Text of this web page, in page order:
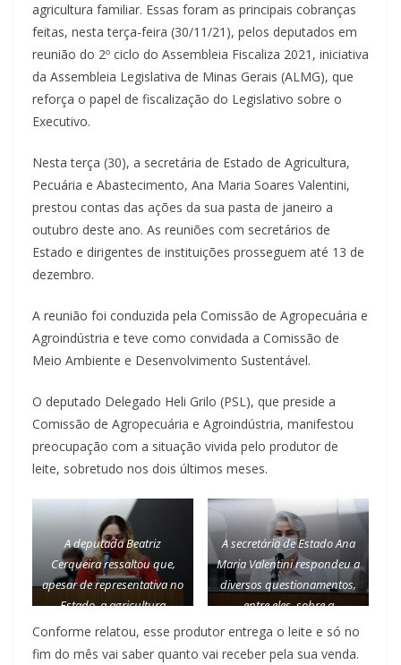
agricultura familiar. Essas foram as principais cobranças
feitas, nesta terça-feira (30/11/21), pelos deputados em
reunião do 2º ciclo do Assembleia Fiscaliza 2021, iniciativa
da Assembleia Legislativa de Minas Gerais (ALMG), que
reforça o papel de fiscalização do Legislativo sobre o
Executivo.
Nesta terça (30), a secretária de Estado de Agricultura,
Pecuária e Abastecimento, Ana Maria Soares Valentini,
prestou contas das ações da sua pasta de janeiro a
outubro deste ano. As reuniões com secretários de
Estado e dirigentes de instituições prosseguem até 13 de
dezembro.
A reunião foi conduzida pela Comissão de Agropecuária e
Agroindústria e teve como convidada a Comissão de
Meio Ambiente e Desenvolvimento Sustentável.
O deputado Delegado Heli Grilo (PSL), que preside a
Comissão de Agropecuária e Agroindústria, manifestou
preocupação com a situação vivida pelo produtor de
leite, sobretudo nos dois últimos meses.
A deputada Beatriz
Cerqueira ressaltou que,
apesar de representativa no
Estado, a agricultura
familiar tem pouco
investimento – Foto: Ricardo
A secretária de Estado Ana
Maria Valentini respondeu a
diversos questionamentos,
entre eles, sobre a
valorização dos servidores –
Foto: Ricardo Barbosa
Conforme relatou, esse produtor entrega o leite e só no
fim do mês vai saber quanto vai receber pela sua venda.